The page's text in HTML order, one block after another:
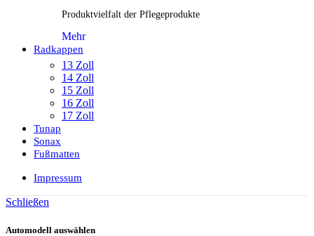
Produktvielfalt der Pflegeprodukte
Mehr
Radkappen
13 Zoll
14 Zoll
15 Zoll
16 Zoll
17 Zoll
Tunap
Sonax
Fußmatten
Impressum
Schließen
Automodell auswählen